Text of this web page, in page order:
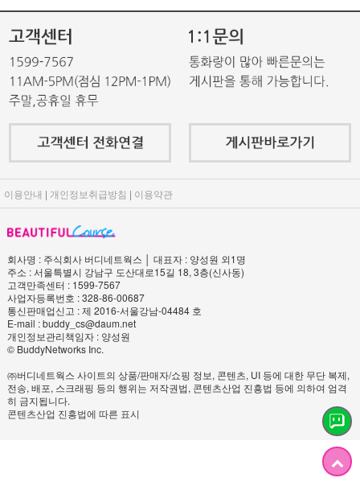
이용안내 | 개인정보취급방침 | 이용약관
회사명 : 주식회사 버디네트웍스 │ 대표자 : 양성원 외1명
주소 : 서울특별시 강남구 도산대로15길 18, 3층(신사동)
고객만족센터 : 1599-7567
사업자등록번호 : 328-86-00687
통신판매업신고 : 제 2016-서울강남-04484 호
E-mail : buddy_cs@daum.net
개인정보관리책임자 : 양성원
© BuddyNetworks Inc.
㈜버디네트웍스 사이트의 상품/판매자/쇼핑 정보, 콘텐츠, UI 등에 대한 무단 복제,
전송, 배포, 스크래핑 등의 행위는 저작권법, 콘텐츠산업 진흥법 등에 의하여 엄격
히 금지됩니다.
콘텐츠산업 진흥법에 따른 표시